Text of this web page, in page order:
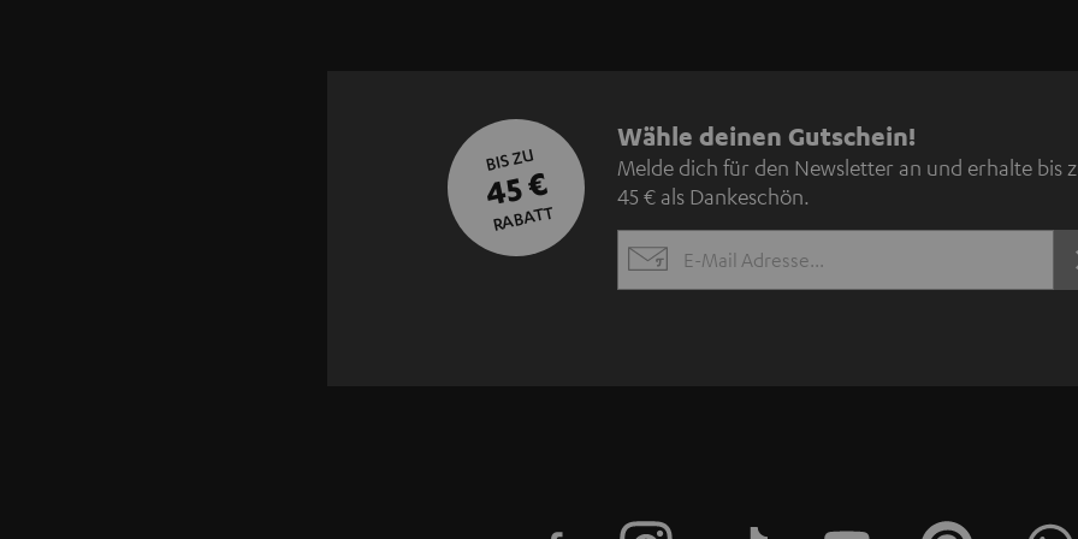
BIS ZU
45 €
RABATT
N
e
w
s
e
Wähle deinen Gutschein!
Melde dich für den Newsletter an und erhalte bis
45 € als Dankeschön.
EMAIL